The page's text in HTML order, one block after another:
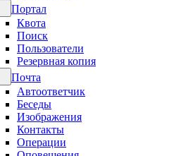
Портал
Квота
Поиск
Пользователи
Резервная копия
Почта
Автоответчик
Беседы
Изображения
Контакты
Операции